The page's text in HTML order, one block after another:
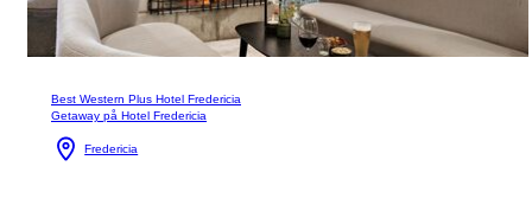
Best Western Plus Hotel Fredericia
Getaway på Hotel Fredericia
Fredericia